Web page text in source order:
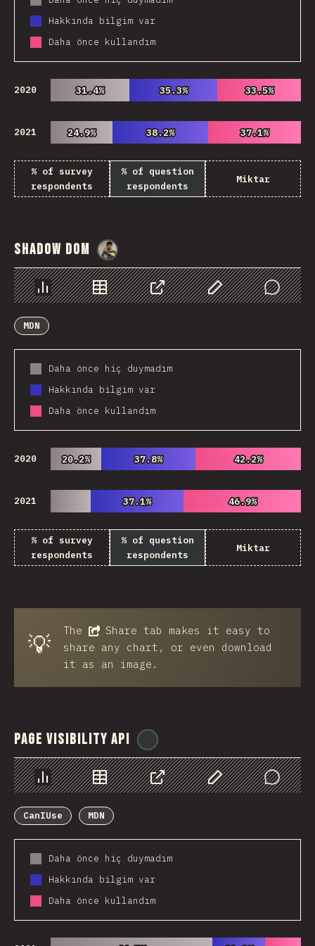
Hakkında bilgim var
Daha önce kullandım
2020 31.4%
31.4% 35.3%
35.3% 33.5%
33.5%
2021 24.9%
24.9% 38.2%
38.2% 37.1%
37.1%
% of survey
respondents
% of question
respondents
Miktar
Shadow DOM
Chart Data Share Customize Data
Comments
MDN
Daha önce hiç duymadım
Hakkında bilgim var
Daha önce kullandım
2020 20.2%
20.2% 37.8%
37.8% 42.2%
42.2%
2021 37.1%
37.1% 46.9%
46.9%
% of survey
respondents
% of question
respondents
Miktar
💡 The Share tab makes it easy to
share any chart, or even download
it as an image.
Page Visibility API
Chart Data Share Customize Data
Comments
CanIUse
MDN
Daha önce hiç duymadım
Hakkında bilgim var
Daha önce kullandım